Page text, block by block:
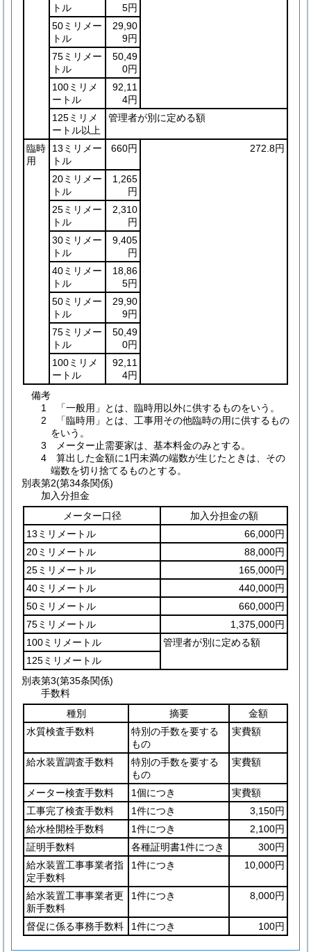
トル
5円
50ミリメー
トル
29,90
9円
75ミリメー
トル
50,49
0円
100ミリメ
ートル
92,11
4円
125ミリメ
ートル以上
管理者が別に定める額
臨時
用
13ミリメー
トル
660円 272.8円
20ミリメー
トル
1,265
円
25ミリメー
トル
2,310
円
30ミリメー
トル
9,405
円
40ミリメー
トル
18,86
5円
50ミリメー
トル
29,90
9円
75ミリメー
トル
50,49
0円
100ミリメ
ートル
92,11
4円
備考
1 「一般用」とは、臨時用以外に供するものをいう。
2 「臨時用」とは、工事用その他臨時の用に供するもの
をいう。
3 メーター止需要家は、基本料金のみとする。
4 算出した金額に1円未満の端数が生じたときは、その
端数を切り捨てるものとする。
別表第2(第34条関係)
加入分担金
メーター口径
加入分担金の額
13ミリメートル
66,000円
20ミリメートル
88,000円
25ミリメートル
165,000円
40ミリメートル
440,000円
50ミリメートル
660,000円
75ミリメートル
1,375,000円
100ミリメートル
管理者が別に定める額
125ミリメートル
別表第3(第35条関係)
手数料
種別
摘要
金額
水質検査手数料
特別の手数を要する
もの
実費額
給水装置調査手数料
特別の手数を要する
もの
実費額
メーター検査手数料 1個につき
実費額
工事完了検査手数料
1件につき
3,150円
給水栓開栓手数料
1件につき
2,100円
証明手数料
各種証明書1件につき
300円
給水装置工事事業者指
定手数料
1件につき 10,000円
給水装置工事事業者更
新手数料
1件につき 8,000円
督促に係る事務手数料 1件につき 100円